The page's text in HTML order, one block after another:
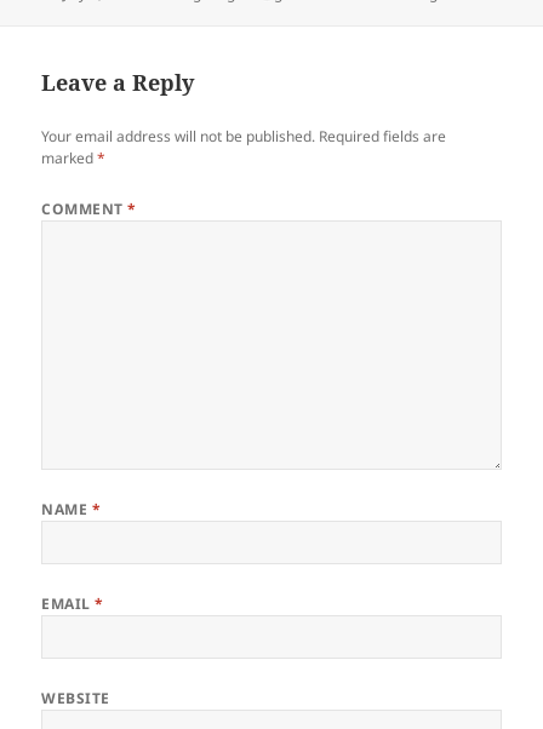
Leave a Reply
Your email address will not be published. Required fields are
marked*
COMMENT*
NAME *
EMAIL*
WEBSITE